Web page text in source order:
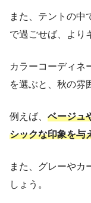
また、テントの中
で過ごせば、より
カラーコーディネ
を選ぶと、秋の雰
例えば、 ベージュ
シックな印象を与
また、グレーやカ
しょう。